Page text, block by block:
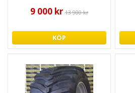
9 000 kr 13 900 kr
KÖP